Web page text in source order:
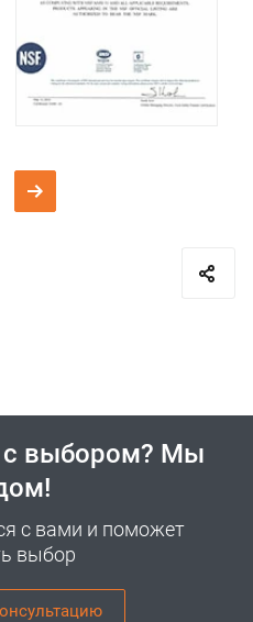
с выбором? Мы
с вами и поможет
выбор